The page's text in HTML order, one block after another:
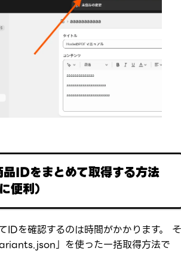
IDをまとめて取得する方法
便利）
IDを確認するのは時間がかかります。 そ
」を使った一括取得方法で